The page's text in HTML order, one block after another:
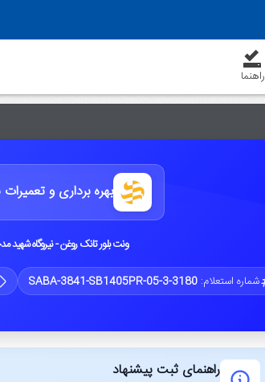
راهنما
بهره برداری و تعمیرات
ونت بلور تانک روغن - نیروگاه شهید
شماره استعلام:SABA-3841-SB1405PR-05-3-3180
راهنمای ثبت پیشنهاد